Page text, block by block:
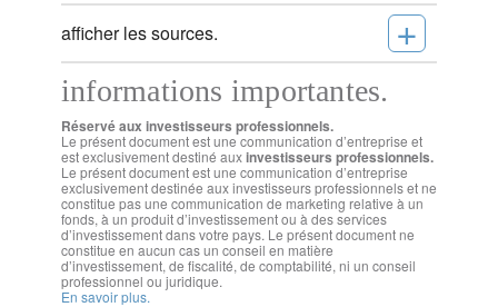
afficher les sources. +
informations importantes.
Réservé aux investisseurs professionnels.
Le présent document est une communication d’entreprise et
est exclusivement destiné auxinvestisseurs professionnels.
Le présent document est une communication d’entreprise
exclusivement destinée aux investisseurs professionnels et ne
constitue pas une communication de marketing relative à un
fonds, à un produit d’investissement ou à des services
d’investissement dans votre pays. Le présent document ne
constitue en aucun cas un conseil en matière
d’investissement, de fiscalité, de comptabilité, ni un conseil
professionnel ou juridique.
En savoir plus.